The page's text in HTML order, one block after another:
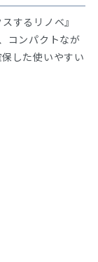
するリノベ』
コンパクトなが
した使いやすい